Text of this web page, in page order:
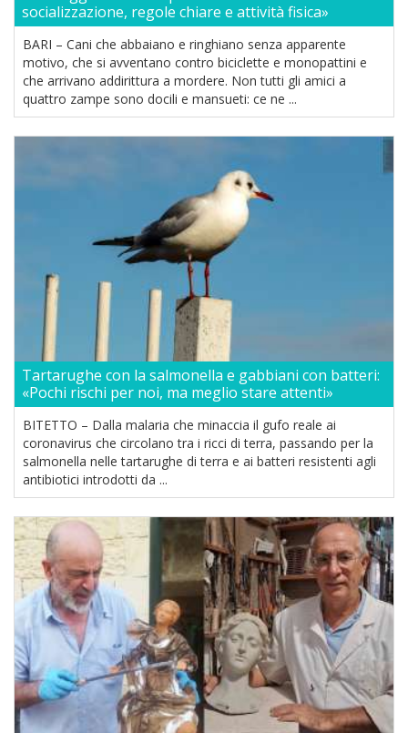
socializzazione, regole chiare e attività fisica»
BARI – Cani che abbaiano e ringhiano senza apparente
motivo, che si avventano contro biciclette e monopattini e
che arrivano addirittura a mordere. Non tutti gli amici a
quattro zampe sono docili e mansueti: ce ne ...
Tartarughe con la salmonella e gabbiani con batteri:
«Pochi rischi per noi, ma meglio stare attenti»
BITETTO – Dalla malaria che minaccia il gufo reale ai
coronavirus che circolano tra i ricci di terra, passando per la
salmonella nelle tartarughe di terra e ai batteri resistenti agli
antibiotici introdotti da ...